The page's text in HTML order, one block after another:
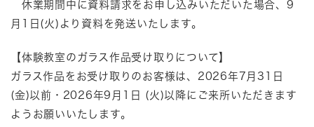
休業期間中に資料請求をお申し込みいただいた場合、9
月1日 (火 ) より 資料を発送いたします。
【体験教室のガラス作品受け取りについて】
ガラス作品をお受け取りのお客様は、 2026年7 月31 日
(金)以前・ 2026年9 月1日 (火 ) 以降にご来所いただきます
ようお願いいたします。